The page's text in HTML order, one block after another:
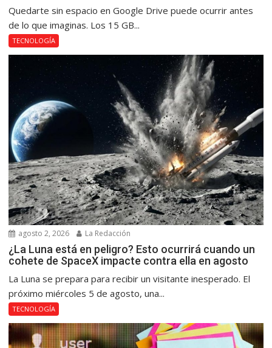
Quedarte sin espacio en Google Drive puede ocurrir antes
de lo que imaginas. Los 15 GB...
TECNOLOGÍA
agosto 2, 2026 La Redacción
¿La Luna está en peligro? Esto ocurrirá cuando un
cohete de SpaceX impacte contra ella en agosto
La Luna se prepara para recibir un visitante inesperado. El
próximo miércoles 5 de agosto, una...
TECNOLOGÍA